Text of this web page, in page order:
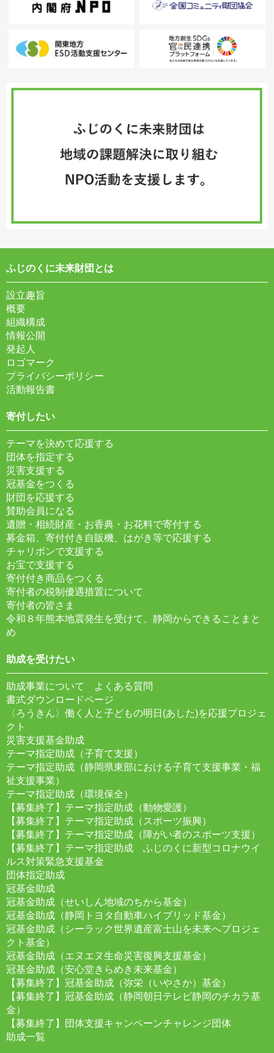
ふじのくに未来財団とは
設立趣旨
概要
組織構成
情報公開
発起人
ロゴマーク
プライバシーポリシー
活動報告書
寄付したい
テーマを決めて応援する
団体を指定する
災害支援する
冠基金をつくる
財団を応援する
賛助会員になる
遺贈・相続財産・お香典・お花料で寄付する
募金箱、寄付付き自販機、はがき等で応援する
チャリボンで支援する
お宝で支援する
寄付付き商品をつくる
寄付者の税制優遇措置について
寄付者の皆さま
令和８年熊本地震発生を受けて、静岡からできることまと
め
助成を受けたい
助成事業について よくある質問
書式ダウンロードページ
〈ろうきん〉働く人と子どもの明日(あした)を応援プロジェ
クト
災害支援基金助成
テーマ指定助成（子育て支援）
テーマ指定助成（静岡県東部における子育て支援事業・福
祉支援事業）
テーマ指定助成（環境保全）
【募集終了】テーマ指定助成（動物愛護）
【募集終了】テーマ指定助成（スポーツ振興）
【募集終了】テーマ指定助成（障がい者のスポーツ支援）
【募集終了】テーマ指定助成 ふじのくに新型コロナウイ
ルス対策緊急支援基金
団体指定助成
冠基金助成
冠基金助成（せいしん地域のちから基金）
冠基金助成（静岡トヨタ自動車ハイブリッド基金）
冠基金助成（シーラック世界遺産富士山を未来へプロジェ
クト基金）
冠基金助成（エヌエヌ生命災害復興支援基金）
冠基金助成（安心堂きらめき未来基金）
【募集終了】冠基金助成（弥栄（いやさか）基金）
【募集終了】冠基金助成（静岡朝日テレビ静岡のチカラ基
金）
【募集終了】団体支援キャンペーンチャレンジ団体
助成一覧